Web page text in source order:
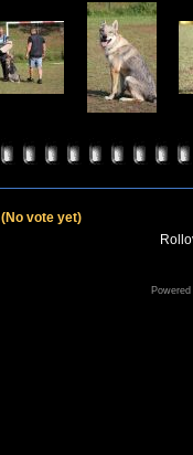
(No vote yet)